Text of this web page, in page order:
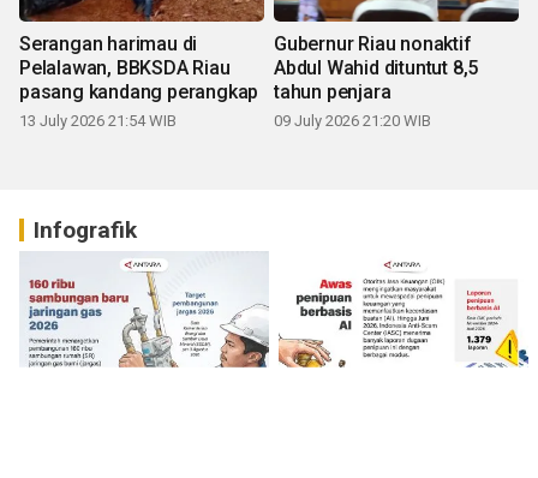
Serangan harimau di
Pelalawan, BBKSDA Riau
pasang kandang perangkap
13 July 2026 21:54 WIB
Gubernur Riau nonaktif
Abdul Wahid dituntut 8,5
tahun penjara
09 July 2026 21:20 WIB
Infografik